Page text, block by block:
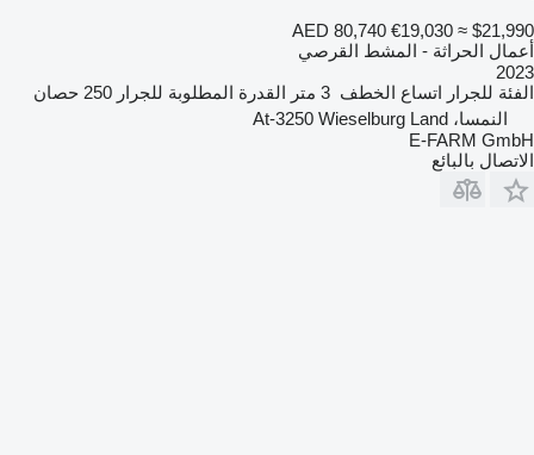
AED 80,740 €19,030 ≈ $21,990
أعمال الحراثة - المشط القرصي
2023
الفئة للجرار اتساع الخطف 3 متر القدرة المطلوبة للجرار 250 حصان
النمسا، At-3250 Wieselburg Land
E-FARM GmbH
الاتصال بالبائع